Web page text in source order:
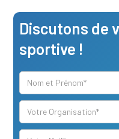
Discutons de
sportive !